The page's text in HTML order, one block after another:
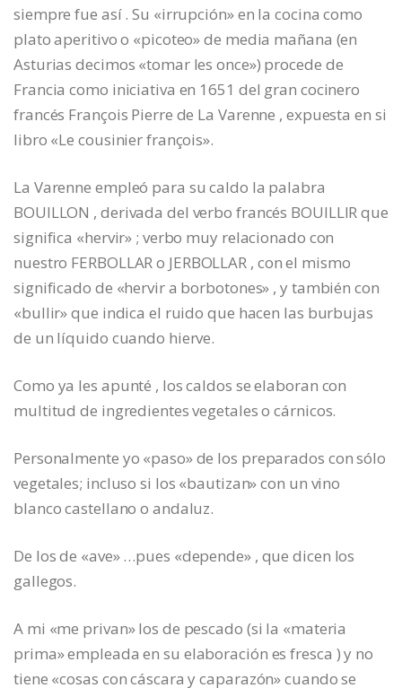
siempre fue así . Su «irrupción» en la cocina como
plato aperitivo o «picoteo» de media mañana (en
Asturias decimos «tomar les once») procede de
Francia como iniciativa en 1651 del gran cocinero
francés François Pierre de La Varenne , expuesta en si
libro «Le cousinier françois».
La Varenne empleó para su caldo la palabra
BOUILLON , derivada del verbo francés BOUILLIR que
significa «hervir» ; verbo muy relacionado con
nuestro FERBOLLAR o JERBOLLAR , con el mismo
significado de «hervir a borbotones» , y también con
«bullir» que indica el ruido que hacen las burbujas
de un líquido cuando hierve.
Como ya les apunté , los caldos se elaboran con
multitud de ingredientes vegetales o cárnicos.
Personalmente yo «paso» de los preparados con sólo
vegetales; incluso si los «bautizan» con un vino
blanco castellano o andaluz.
De los de «ave» …pues «depende» , que dicen los
gallegos.
A mi «me privan» los de pescado (si la «materia
prima» empleada en su elaboración es fresca ) y no
tiene «cosas con cáscara y caparazón» cuando se